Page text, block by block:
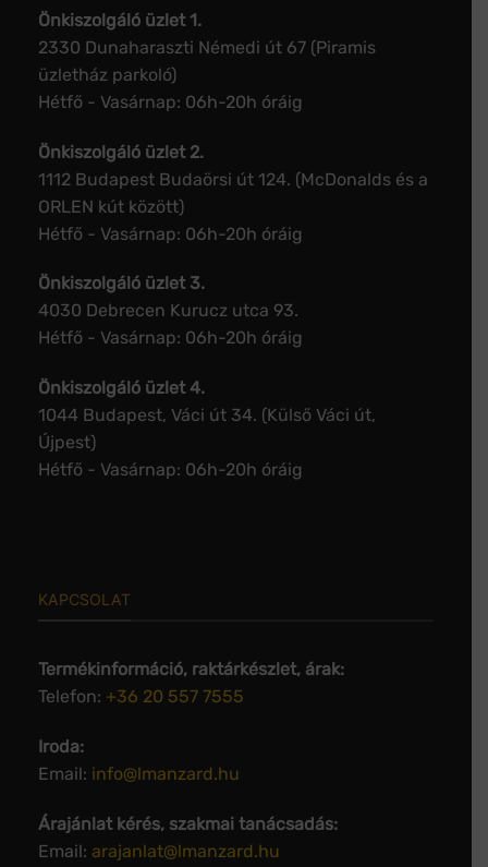
Önkiszolgáló üzlet 1.
2330 Dunaharaszti Némedi út 67 (Piramis
üzletház parkoló)
Hétfő - Vasárnap: 06h-20h óráig
Önkiszolgáló üzlet 2.
1112 Budapest Budaörsi út 124. (McDonalds és a
ORLEN kút között)
Hétfő - Vasárnap: 06h-20h óráig
Önkiszolgáló üzlet 3.
4030 Debrecen Kurucz utca 93.
Hétfő - Vasárnap: 06h-20h óráig
Önkiszolgáló üzlet 4.
1044 Budapest, Váci út 34. (Külső Váci út,
Újpest)
Hétfő - Vasárnap: 06h-20h óráig
KAPCSOLAT
Termékinformáció, raktárkészlet, árak:
Telefon: +36 20 557 7555
Iroda:
Email: info@lmanzard.hu
Árajánlat kérés, szakmai tanácsadás:
Email: arajanlat@lmanzard.hu